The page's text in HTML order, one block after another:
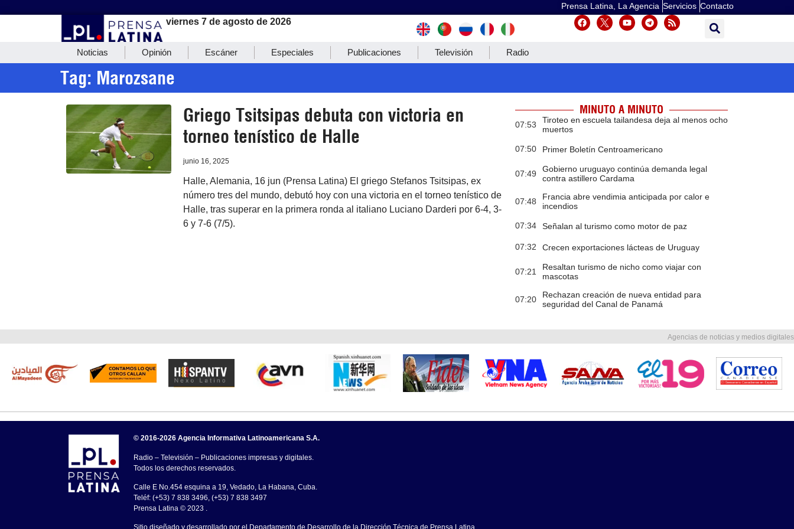
Prensa Latina, La Agencia Servicios Contacto
viernes 7 de agosto de 2026
Noticias Opinión Escáner Especiales Publicaciones Televisión Radio
Tag: Marozsane
Griego Tsitsipas debuta con victoria en
torneo tenístico de Halle
junio 16, 2025
Halle, Alemania, 16 jun (Prensa Latina) El griego Stefanos Tsitsipas, ex
número tres del mundo, debutó hoy con una victoria en el torneo tenístico de
Halle, tras superar en la primera ronda al italiano Luciano Darderi por 6-4, 3-
6 y 7-6 (7/5).
MINUTO A MINUTO
07:53
Tiroteo en escuela tailandesa deja al menos ocho
muertos
07:50 Primer Boletín Centroamericano
07:49
Gobierno uruguayo continúa demanda legal
contra astillero Cardama
07:48
Francia abre vendimia anticipada por calor e
incendios
07:34 Señalan al turismo como motor de paz
07:32 Crecen exportaciones lácteas de Uruguay
07:21
Resaltan turismo de nicho como viajar con
mascotas
07:20
Rechazan creación de nueva entidad para
seguridad del Canal de Panamá
Agencias de noticias y medios digitales
© 2016-2026 Agencia Informativa Latinoamericana S.A.
Radio – Televisión – Publicaciones impresas y digitales.
Todos los derechos reservados.
Calle E No.454 esquina a 19, Vedado, La Habana, Cuba.
Teléf: (+53) 7 838 3496, (+53) 7 838 3497
Prensa Latina © 2023 .